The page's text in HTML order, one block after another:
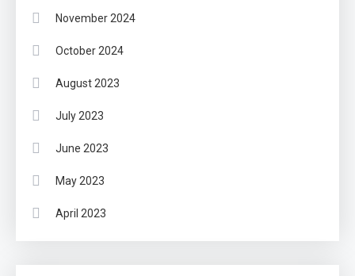
November 2024
October 2024
August 2023
July 2023
June 2023
May 2023
April 2023